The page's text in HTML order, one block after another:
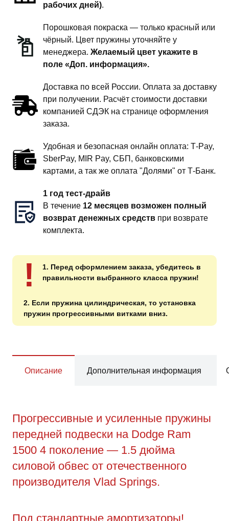
обвес
рабочих дней).
Порошковая покраска — только красный или
чёрный. Цвет пружины уточняйте у
менеджера. Желаемый цвет укажите в
поле «Доп. информация».
Доставка по всей России. Оплата за доставку
при получении. Расчёт стоимости доставки
компанией СДЭК на странице оформления
заказа.
Удобная и безопасная онлайн оплата: T‑Pay,
SberPay, MIR Pay, СБП, банковскими
картами, а так же оплата "Долями" от Т-Банк.
1 год тест-драйв
В течение 12 месяцев возможен полный
возврат денежных средств при возврате
комплекта.
!
1. Перед оформлением заказа, убедитесь в
правильности выбранного класса пружин!
2. Если пружина цилиндрическая, то установка
пружин прогрессивными витками вниз.
Описание Дополнительная информация
Прогрессивные и усиленные пружины
передней подвески на Dodge Ram
1500 4 поколение — 1.5 дюйма
силовой обвес от отечественного
производителя Vlad Springs.
Под стандартные амортизаторы!